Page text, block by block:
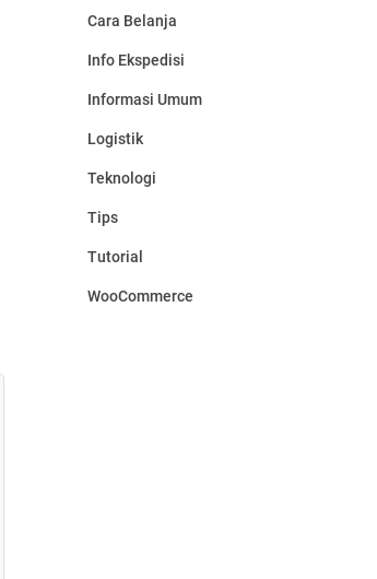
Cara Belanja
Info Ekspedisi
Informasi Umum
Logistik
Teknologi
Tips
Tutorial
WooCommerce